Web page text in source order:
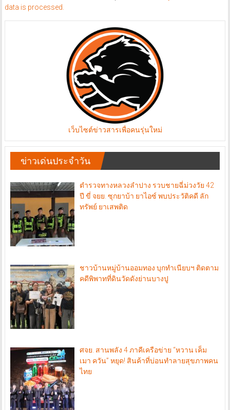
data is processed.
เว็บไซต์ข่าวสารเพื่อคนรุ่นใหม่
ข่าวเด่นประจำวัน
ตำรวจทางหลวงลำปาง รวบชายฉี่ม่วงวัย 42
ปี ขี่ จยย. ซุกยาบ้า ยาไอซ์ พบประวัติคดี ลัก
ทรัพย์ ยาเสพติด
ชาวบ้านหมู่บ้านออมทอง บุกทำเนียบฯ ติดตาม
คดีพิพาทที่ดินวัดดังย่านบางปู
ศจย. สานพลัง 4 ภาคีเครือข่าย “หวาน เค็ม
เมา ควัน” หยุด! สินค้าที่บ่อนทำลายสุขภาพคน
ไทย